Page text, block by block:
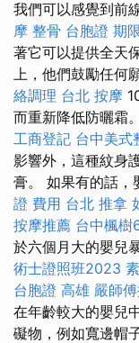
我們可以感覺到前
摩 整骨 台胞證 期
著它可以提供全天
上，他們鼓勵任何
絡調理 台北 按摩
而重新降低防曬霜。
工商登記 台中美式
影響外，這種紋身
膏。 如果有的話，
證 費用 台北 推拿
按摩推薦 台中楓樹
於六個月大的嬰兒
術士證照班2023
台胞證 高雄 嚴師
在年齡較大的嬰兒
礙物，例如寬邊帽